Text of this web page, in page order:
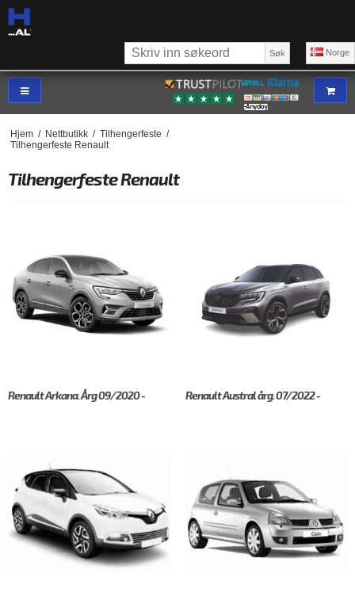
Norge
Søk
Hjem / Nettbutikk / Tilhengerfeste /
Tilhengerfeste Renault
Tilhengerfeste Renault
Renault Arkana. Årg 09/2020 - Renault Austral årg. 07/2022 -